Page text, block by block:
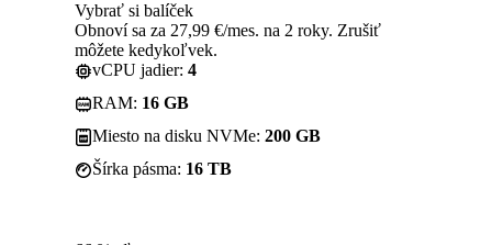
Vybrať si balíček
Obnoví sa za 27,99 €/mes. na 2 roky. Zrušiť
môžete kedykoľvek.
vCPU jadier: 4
RAM: 16 GB
Miesto na disku NVMe: 200 GB
Šírka pásma: 16 TB